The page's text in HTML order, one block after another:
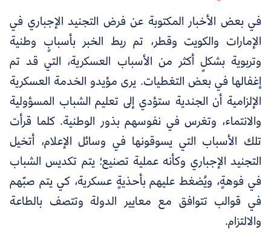
في بعض الأخبار المكتوبة عن فرض التجنيد الإجباري في
الإمارات والكويت وقطر، تم ربط الخبر بأسبابٍ وطنية
وتربوية بشكلٍ أكثر من الأسباب العسكرية، التي قد تم
إغفالها في بعض التغطيات. يرى مؤيدو الخدمة العسكرية
الإلزامية أن الجندية ستؤدي إلى تعليم الشباب المسؤولية
والانتماء، وتغرس في نفوسهم بذور الوطنية. كلما قرأت
تلك الأسباب التي يسوقونها في وسائل الإعلام، أتخيل
التجنيد الإجباري وكأنه عملية تصنيع؛ يتم تكديس الشباب
في فوهةٍ، ويُضغط عليهم بأحذيةٍ عسكرية، كي يتم صبّهم
في قوالب تتوافق مع معايير الدولة وتتصف بالطاعة
والالتزام.